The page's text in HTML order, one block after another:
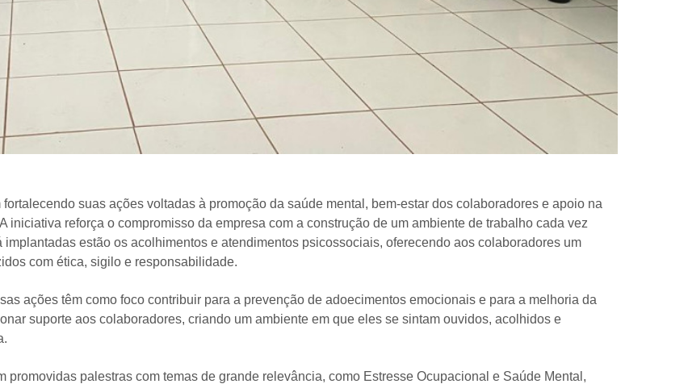
suas ações voltadas à promoção da saúde mental, bem-estar dos colaboradores e apoio na
iniciativa reforça o compromisso da empresa com a construção de um ambiente de trabalho cada vez
estão os acolhimentos e atendimentos psicossociais, oferecendo aos colaboradores um
com ética, sigilo e responsabilidade.
ações têm como foco contribuir para a prevenção de adoecimentos emocionais e para a melhoria da
suporte aos colaboradores, criando um ambiente em que eles se sintam ouvidos, acolhidos e
palestras com temas de grande relevância, como Estresse Ocupacional e Saúde Mental,